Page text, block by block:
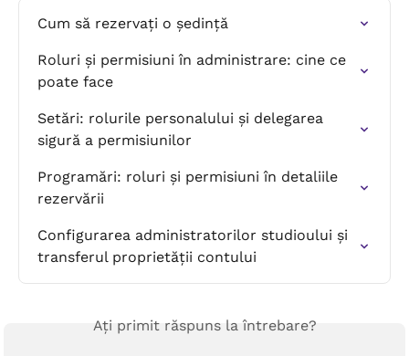
Cum să rezervați o ședință
Roluri și permisiuni în administrare: cine ce
poate face
Setări: rolurile personalului și delegarea
sigură a permisiunilor
Programări: roluri și permisiuni în detaliile
rezervării
Configurarea administratorilor studioului și
transferul proprietății contului
Ați primit răspuns la întrebare?